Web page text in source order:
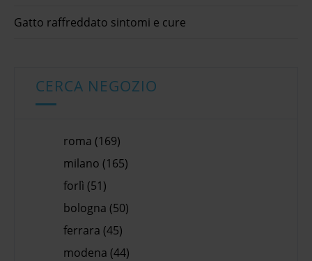
Gatto raffreddato sintomi e cure
CERCA NEGOZIO
roma (169)
milano (165)
forlì (51)
bologna (50)
ferrara (45)
modena (44)